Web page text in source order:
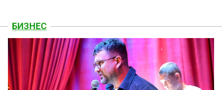
БИЗНЕС